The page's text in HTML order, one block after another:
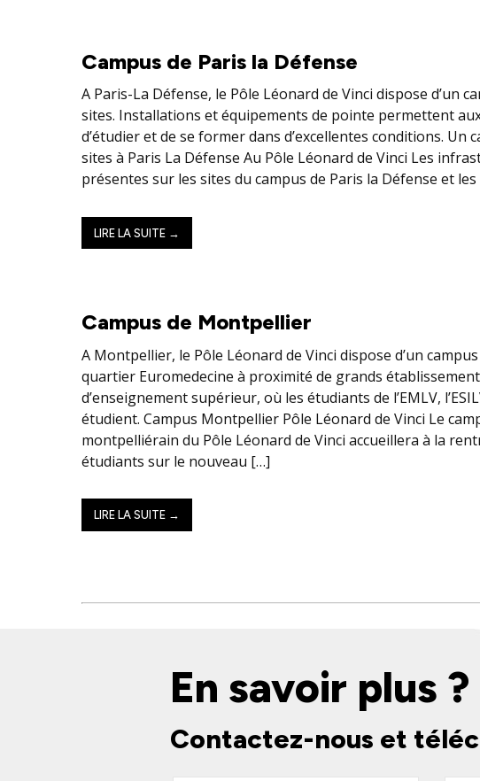
Campus de Paris la Défense
A Paris-La Défense, le Pôle Léonard de Vinci dispose d’un
sites. Installations et équipements de pointe permettent
d’étudier et de se former dans d’excellentes conditions. Un
sites à Paris La Défense Au Pôle Léonard de Vinci Les
présentes sur les sites du campus de Paris la Défense et
LIRE LA SUITE →
Campus de Montpellier
A Montpellier, le Pôle Léonard de Vinci dispose d’un
quartier Euromedecine à proximité de grands
d’enseignement supérieur, où les étudiants de l’EMLV,
étudient. Campus Montpellier Pôle Léonard de Vinci Le
montpelliérain du Pôle Léonard de Vinci accueillera à la
étudiants sur le nouveau […]
LIRE LA SUITE →
En savoir plus ?
Contactez-nous et